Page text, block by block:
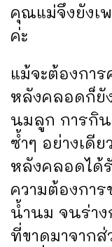
คุณแม่จึงยังเ
ค่ะ
แม้จะต้องกา
หลังคลอดก็ยั
นมลูก การกิ
ซ้ำๆ อย่างเดี
หลังคลอดได้
ความต้องกา
น้ำนม จนร่าง
ที่ขาดมาจากส่